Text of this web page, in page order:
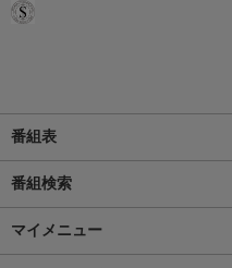
番組表
番組検索
マイメニュー